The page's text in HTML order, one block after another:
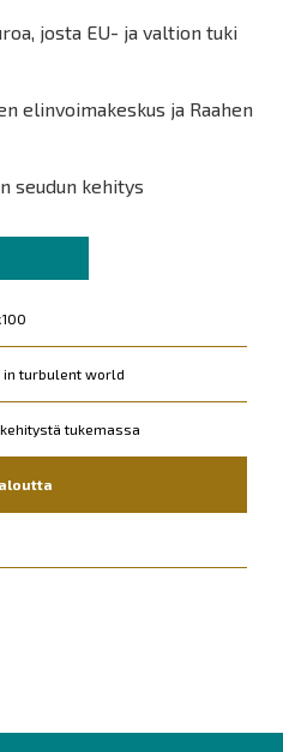
in turbulent world
tukemassa
josta EU- ja valtion tuki
elinvoimakeskus ja Raahen
seudun kehitys